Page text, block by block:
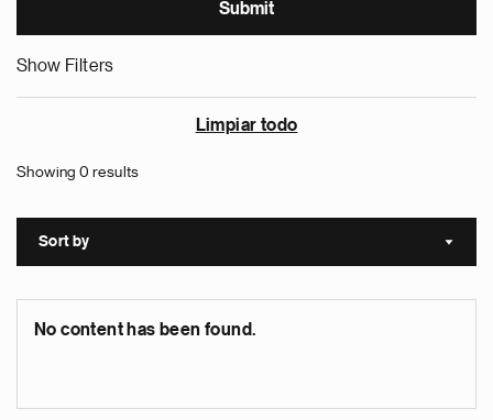
Show Filters
Limpiar todo
Showing 0 results
Sort by Sort
No content has been found.